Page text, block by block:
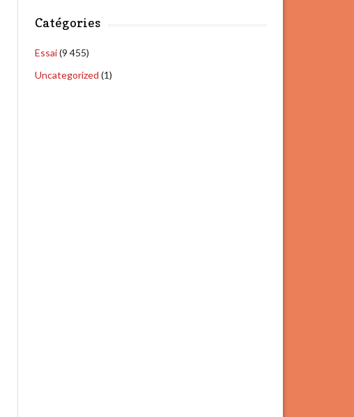
Catégories
Essai(9 455)
Uncategorized (1)